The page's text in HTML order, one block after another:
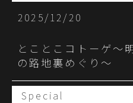
2025/12/20
とことこコトーゲ～
の路地裏めぐり～
Special